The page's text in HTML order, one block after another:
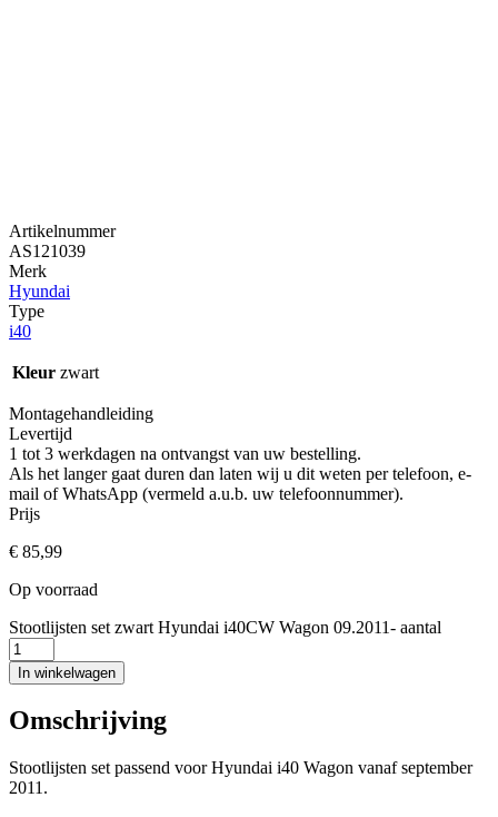
Artikelnummer
AS121039
Merk
Hyundai
Type
i40
Kleur zwart
Montagehandleiding
Levertijd
1 tot 3 werkdagen na ontvangst van uw bestelling.
Als het langer gaat duren dan laten wij u dit weten per telefoon, e-
mail of WhatsApp (vermeld a.u.b. uw telefoonnummer).
Prijs
€ 85,99
Op voorraad
Stootlijsten set zwart Hyundai i40CW Wagon 09.2011- aantal
In winkelwagen
Omschrijving
Stootlijsten set passend voor Hyundai i40 Wagon vanaf september
2011.